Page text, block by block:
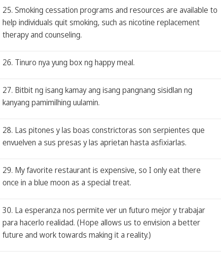
25. Smoking cessation programs and resources are available to
help individuals quit smoking, such as nicotine replacement
therapy and counseling.
26. Tinuro nya yung box ng happy meal.
27. Bitbit ng isang kamay ang isang pangnang sisidlan ng
kanyang pamimilhing uulamin.
28. Las pitones y las boas constrictoras son serpientes que
envuelven a sus presas y las aprietan hasta asfixiarlas.
29. My favorite restaurant is expensive, so I only eat there
once in a blue moon as a special treat.
30. La esperanza nos permite ver un futuro mejor y trabajar
para hacerlo realidad. (Hope allows us to envision a better
future and work towards making it a reality.)